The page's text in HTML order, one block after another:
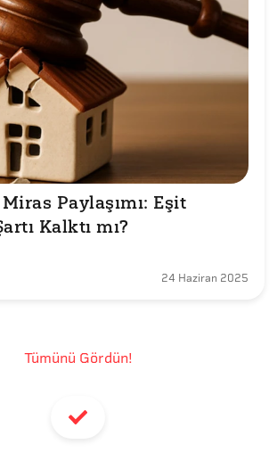
Paylaşımı: Eşit
24 Haziran 2025
Tümünü Gördün!